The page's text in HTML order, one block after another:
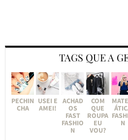
TAGS QUE A
PECHIN
CHA
USEI E
AMEI!
ACHAD
OS
FAST
FASHIO
N
COM
QUE
ROUPA
EU
VOU?
N